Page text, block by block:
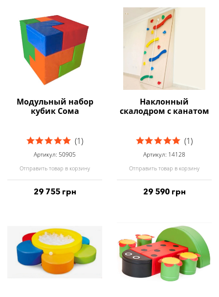
Модульный набор
кубик Сома
(1)
Артикул: 50905
Отправить товар в корзину
29 755 грн
Наклонный
скалодром с канатом
(1)
Артикул: 14128
Отправить товар в корзину
29 590 грн